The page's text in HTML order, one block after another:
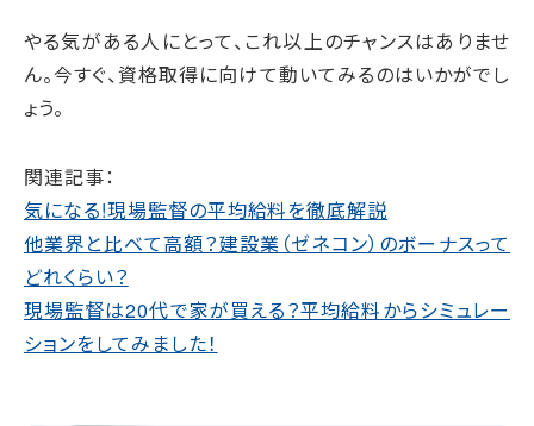
やる気がある人にとって、これ以上のチャンスはありませ
ん。今すぐ、資格取得に向けて動いてみるのはいかがでし
ょう。
関連記事：
気になる!現場監督の平均給料を徹底解説
他業界と比べて高額？建設業（ゼネコン）のボーナスって
どれくらい？
現場監督は20代で家が買える？平均給料からシミュレー
ションをしてみました！